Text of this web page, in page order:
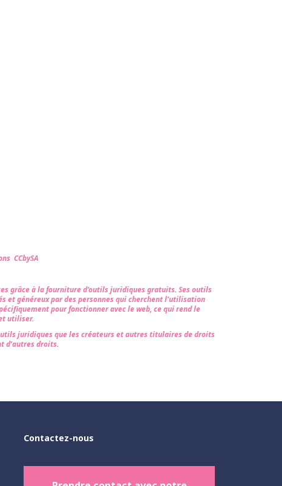
CCbySA
grâce à la fourniture d’outils juridiques gratuits. Ses outils
généreux par des personnes qui cherchent l’utilisation
pour fonctionner avec le web, ce qui rend le
utiliser.
juridiques que les créateurs et autres titulaires de droits
d’autres droits.
Contactez-nous